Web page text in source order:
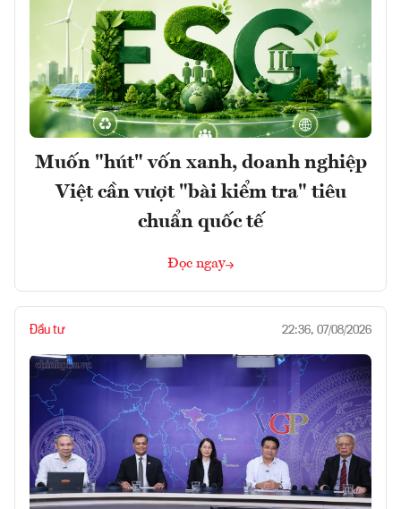
Muốn "hút" vốn xanh, doanh nghiệp
Việt cần vượt "bài kiểm tra" tiêu
chuẩn quốc tế
Đọc ngay
Đầu tư 22:36, 07/08/2026